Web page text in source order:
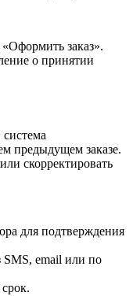
заказ».
о принятии
предыдущем заказе.
скорректировать
для подтверждения
SMS, email или по